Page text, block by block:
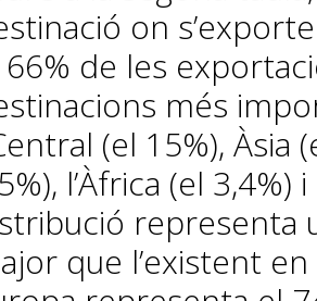
on
de les
més
(el 15%), Àsia
l’Àfrica (el
representa
que l’existent